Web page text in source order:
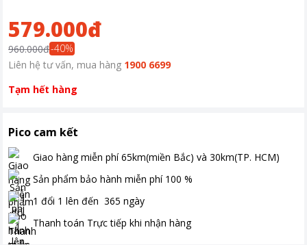
579.000đ
960.000đ-40%
Liên hệ tư vấn, mua hàng 1900 6699
Tạm hết hàng
Pico cam kết
Giao hàng miễn phí 65km(miền Bắc) và 30km(TP. HCM)
Sản phẩm bảo hành miễn phí 100 %
1 đổi 1 lên đến 365 ngày
Thanh toán Trực tiếp khi nhận hàng